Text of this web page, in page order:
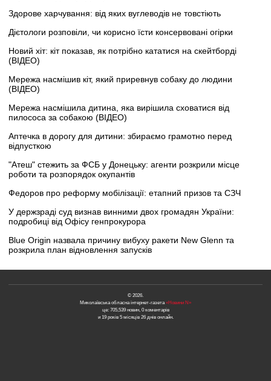
Здорове харчування: від яких вуглеводів не товстіють
Дієтологи розповіли, чи корисно їсти консервовані огірки
Новий хіт: кіт показав, як потрібно кататися на скейтборді
(ВІДЕО)
Мережа насмішив кіт, який приревнув собаку до людини
(ВІДЕО)
Мережа насмішила дитина, яка вирішила сховатися від
пилососа за собакою (ВІДЕО)
Аптечка в дорогу для дитини: збираємо грамотно перед
відпусткою
"Атеш" стежить за ФСБ у Донецьку: агенти розкрили місце
роботи та розпорядок окупантів
Федоров про реформу мобілізації: етапний призов та СЗЧ
У держзраді суд визнав винними двох громадян України:
подробиці від Офісу генпрокурора
Blue Origin назвала причину вибуху ракети New Glenn та
розкрила план відновлення запусків
© 2026.
Миколаївська обласна інтернет-газета «Новини N»
це: 705,539 новин, 0 коментарів
и 19 років 5 місяців 26 днів онлайн.